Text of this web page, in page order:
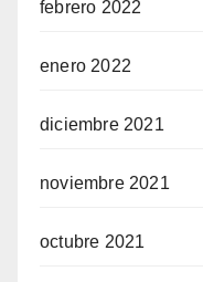
febrero 2022
enero 2022
diciembre 2021
noviembre 2021
octubre 2021